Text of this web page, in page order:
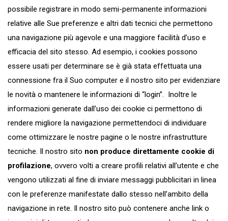
possibile registrare in modo semi-permanente informazioni
relative alle Sue preferenze e altri dati tecnici che permettono
una navigazione più agevole e una maggiore facilità d’uso e
efficacia del sito stesso. Ad esempio, i cookies possono
essere usati per determinare se è già stata effettuata una
connessione fra il Suo computer e il nostro sito per evidenziare
le novità o mantenere le informazioni di “login”. Inoltre le
informazioni generate dall’uso dei cookie ci permettono di
rendere migliore la navigazione permettendoci di individuare
come ottimizzare le nostre pagine o le nostre infrastrutture
tecniche. Il nostro sito non produce direttamente cookie di
profilazione, ovvero volti a creare profili relativi all’utente e che
vengono utilizzati al fine di inviare messaggi pubblicitari in linea
con le preferenze manifestate dallo stesso nell’ambito della
navigazione in rete. Il nostro sito può contenere anche link o